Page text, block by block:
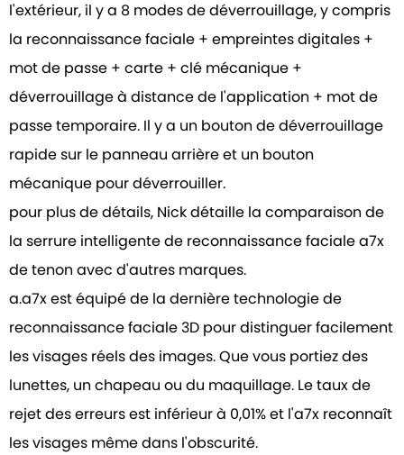
l'extérieur, il y a 8 modes de déverrouillage, y compris
la reconnaissance faciale + empreintes digitales +
mot de passe + carte + clé mécanique +
déverrouillage à distance de l'application + mot de
passe temporaire. Il y a un bouton de déverrouillage
rapide sur le panneau arrière et un bouton
mécanique pour déverrouiller.
pour plus de détails, Nick détaille la comparaison de
la serrure intelligente de reconnaissance faciale a7x
de tenon avec d'autres marques.
a.a7x est équipé de la dernière technologie de
reconnaissance faciale 3D pour distinguer facilement
les visages réels des images. Que vous portiez des
lunettes, un chapeau ou du maquillage. Le taux de
rejet des erreurs est inférieur à 0,01% et l'a7x reconnaît
les visages même dans l'obscurité.